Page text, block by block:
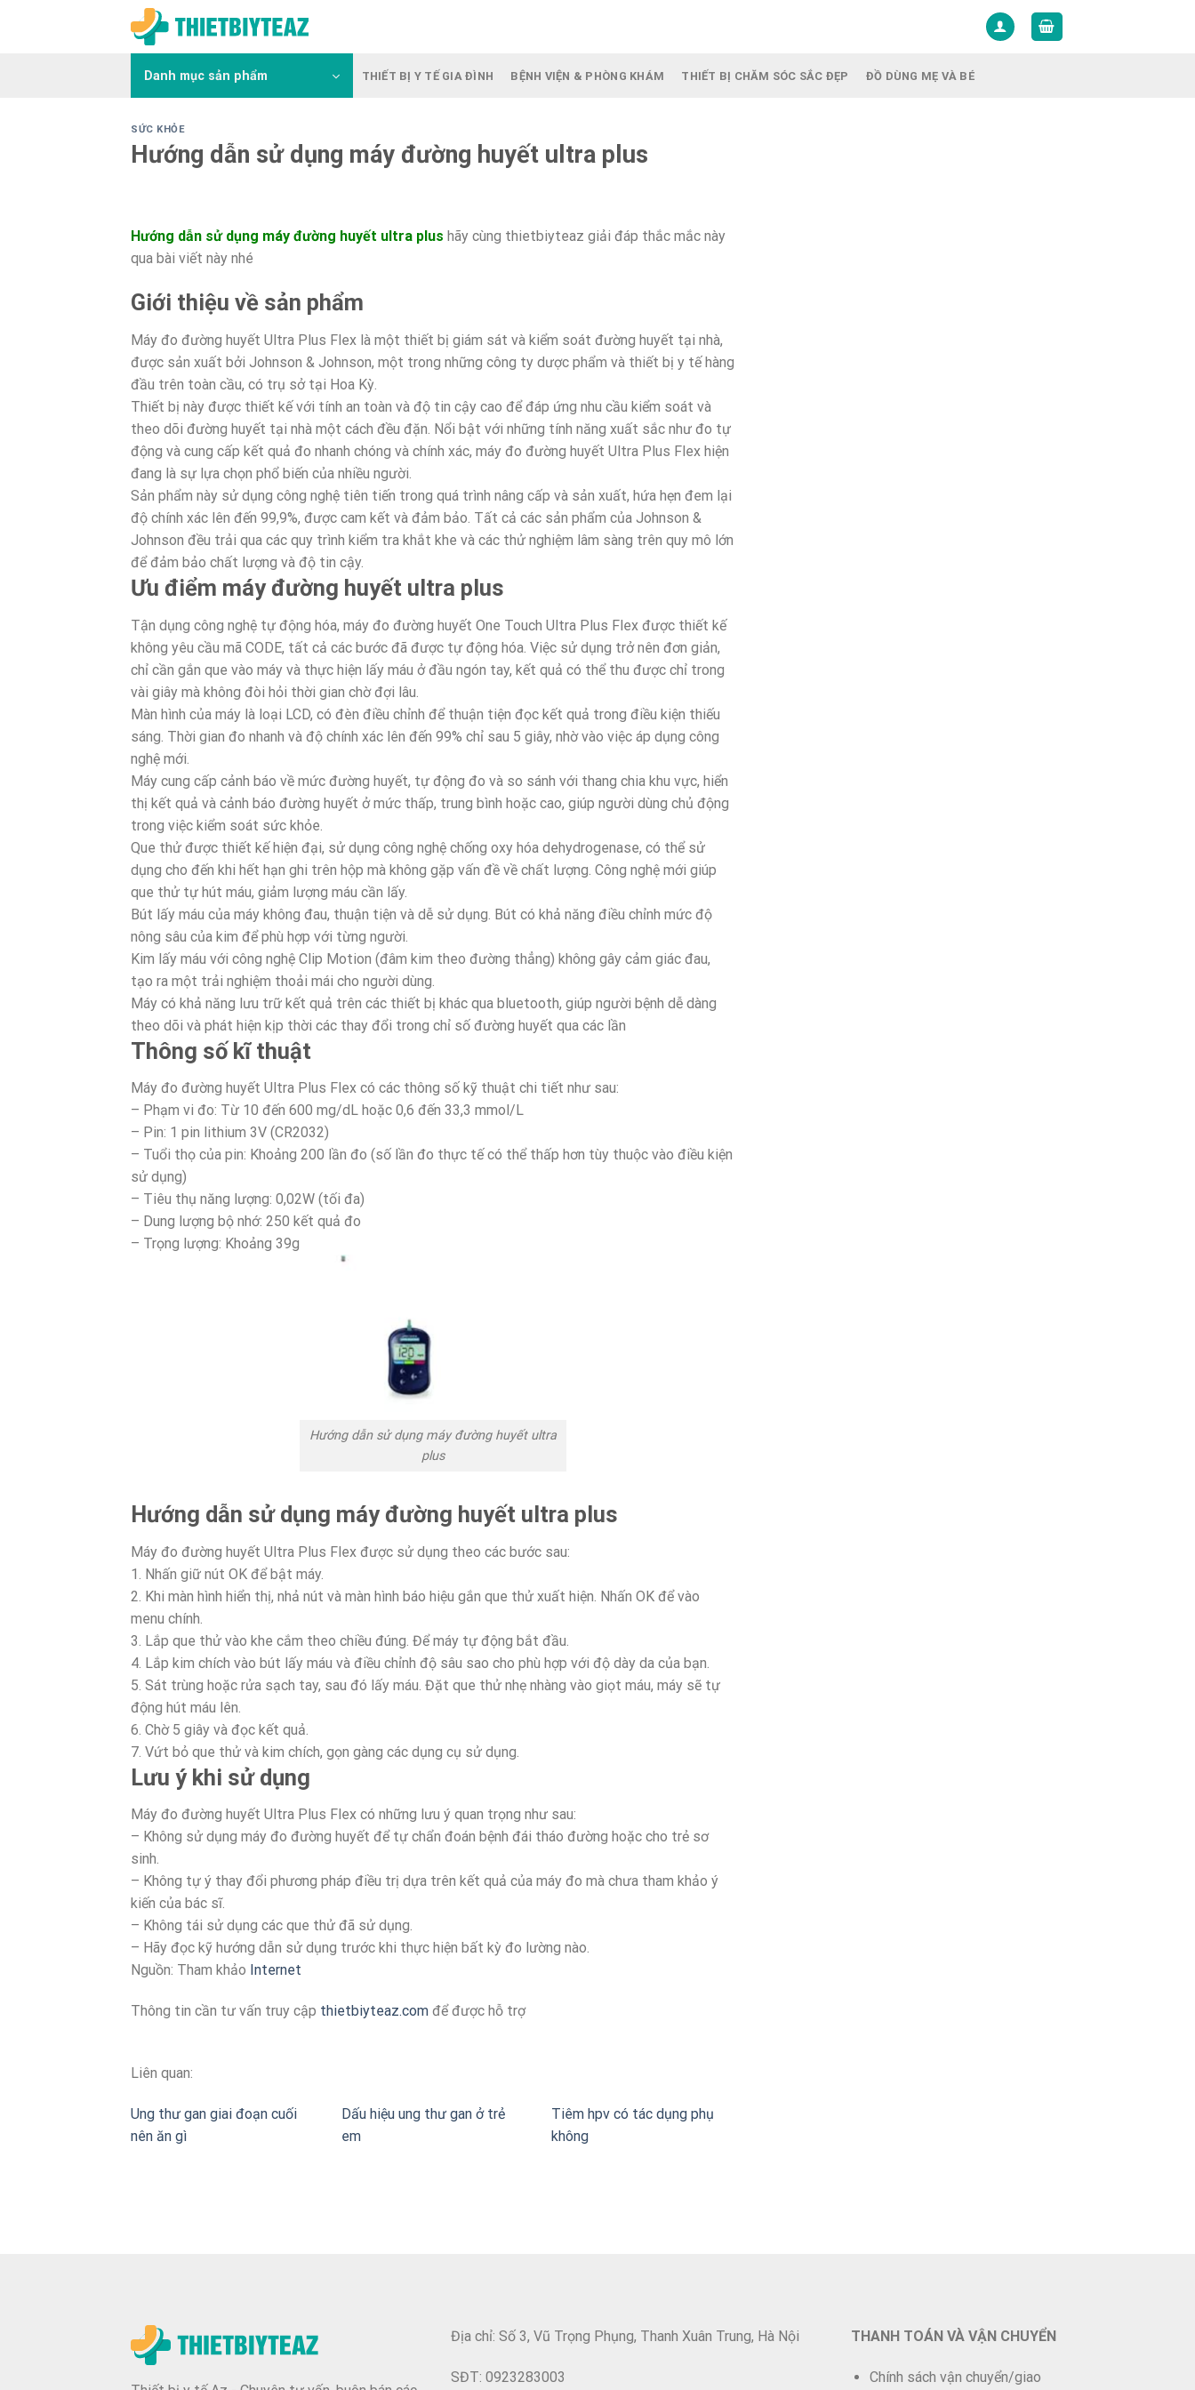
Danh mục sản phẩm THIẾT BỊ Y TẾ GIA ĐÌNH BỆNH VIỆN & PHÒNG KHÁM THIẾT BỊ CHĂM SÓC SẮC ĐẸP ĐỒ DÙNG MẸ VÀ BÉ
SỨC KHỎE
Hướng dẫn sử dụng máy đường huyết ultra plus
Hướng dẫn sử dụng máy đường huyết ultra plus hãy cùng thietbiyteaz giải đáp thắc mắc này
qua bài viết này nhé
Giới thiệu về sản phẩm
Máy đo đường huyết Ultra Plus Flex là một thiết bị giám sát và kiểm soát đường huyết tại nhà,
được sản xuất bởi Johnson & Johnson, một trong những công ty dược phẩm và thiết bị y tế hàng
đầu trên toàn cầu, có trụ sở tại Hoa Kỳ.
Thiết bị này được thiết kế với tính an toàn và độ tin cậy cao để đáp ứng nhu cầu kiểm soát và
theo dõi đường huyết tại nhà một cách đều đặn. Nổi bật với những tính năng xuất sắc như đo tự
động và cung cấp kết quả đo nhanh chóng và chính xác, máy đo đường huyết Ultra Plus Flex hiện
đang là sự lựa chọn phổ biến của nhiều người.
Sản phẩm này sử dụng công nghệ tiên tiến trong quá trình nâng cấp và sản xuất, hứa hẹn đem lại
độ chính xác lên đến 99,9%, được cam kết và đảm bảo. Tất cả các sản phẩm của Johnson &
Johnson đều trải qua các quy trình kiểm tra khắt khe và các thử nghiệm lâm sàng trên quy mô lớn
để đảm bảo chất lượng và độ tin cậy.
Ưu điểm máy đường huyết ultra plus
Tận dụng công nghệ tự động hóa, máy đo đường huyết One Touch Ultra Plus Flex được thiết kế
không yêu cầu mã CODE, tất cả các bước đã được tự động hóa. Việc sử dụng trở nên đơn giản,
chỉ cần gắn que vào máy và thực hiện lấy máu ở đầu ngón tay, kết quả có thể thu được chỉ trong
vài giây mà không đòi hỏi thời gian chờ đợi lâu.
Màn hình của máy là loại LCD, có đèn điều chỉnh để thuận tiện đọc kết quả trong điều kiện thiếu
sáng. Thời gian đo nhanh và độ chính xác lên đến 99% chỉ sau 5 giây, nhờ vào việc áp dụng công
nghệ mới.
Máy cung cấp cảnh báo về mức đường huyết, tự động đo và so sánh với thang chia khu vực, hiển
thị kết quả và cảnh báo đường huyết ở mức thấp, trung bình hoặc cao, giúp người dùng chủ động
trong việc kiểm soát sức khỏe.
Que thử được thiết kế hiện đại, sử dụng công nghệ chống oxy hóa dehydrogenase, có thể sử
dụng cho đến khi hết hạn ghi trên hộp mà không gặp vấn đề về chất lượng. Công nghệ mới giúp
que thử tự hút máu, giảm lượng máu cần lấy.
Bút lấy máu của máy không đau, thuận tiện và dễ sử dụng. Bút có khả năng điều chỉnh mức độ
nông sâu của kim để phù hợp với từng người.
Kim lấy máu với công nghệ Clip Motion (đâm kim theo đường thẳng) không gây cảm giác đau,
tạo ra một trải nghiệm thoải mái cho người dùng.
Máy có khả năng lưu trữ kết quả trên các thiết bị khác qua bluetooth, giúp người bệnh dễ dàng
theo dõi và phát hiện kịp thời các thay đổi trong chỉ số đường huyết qua các lần
Thông số kĩ thuật
Máy đo đường huyết Ultra Plus Flex có các thông số kỹ thuật chi tiết như sau:
– Phạm vi đo: Từ 10 đến 600 mg/dL hoặc 0,6 đến 33,3 mmol/L
– Pin: 1 pin lithium 3V (CR2032)
– Tuổi thọ của pin: Khoảng 200 lần đo (số lần đo thực tế có thể thấp hơn tùy thuộc vào điều kiện
sử dụng)
– Tiêu thụ năng lượng: 0,02W (tối đa)
– Dung lượng bộ nhớ: 250 kết quả đo
– Trọng lượng: Khoảng 39g
Hướng dẫn sử dụng máy đường huyết ultra
plus
Hướng dẫn sử dụng máy đường huyết ultra plus
Máy đo đường huyết Ultra Plus Flex được sử dụng theo các bước sau:
1. Nhấn giữ nút OK để bật máy.
2. Khi màn hình hiển thị, nhả nút và màn hình báo hiệu gắn que thử xuất hiện. Nhấn OK để vào
menu chính.
3. Lắp que thử vào khe cắm theo chiều đúng. Để máy tự động bắt đầu.
4. Lắp kim chích vào bút lấy máu và điều chỉnh độ sâu sao cho phù hợp với độ dày da của bạn.
5. Sát trùng hoặc rửa sạch tay, sau đó lấy máu. Đặt que thử nhẹ nhàng vào giọt máu, máy sẽ tự
động hút máu lên.
6. Chờ 5 giây và đọc kết quả.
7. Vứt bỏ que thử và kim chích, gọn gàng các dụng cụ sử dụng.
Lưu ý khi sử dụng
Máy đo đường huyết Ultra Plus Flex có những lưu ý quan trọng như sau:
– Không sử dụng máy đo đường huyết để tự chẩn đoán bệnh đái tháo đường hoặc cho trẻ sơ
sinh.
– Không tự ý thay đổi phương pháp điều trị dựa trên kết quả của máy đo mà chưa tham khảo ý
kiến của bác sĩ.
– Không tái sử dụng các que thử đã sử dụng.
– Hãy đọc kỹ hướng dẫn sử dụng trước khi thực hiện bất kỳ đo lường nào.
Nguồn: Tham khảo Internet
Thông tin cần tư vấn truy cập thietbiyteaz.com để được hỗ trợ
Liên quan:
Ung thư gan giai đoạn cuối
nên ăn gì
Dấu hiệu ung thư gan ở trẻ
em
Tiêm hpv có tác dụng phụ
không
Địa chỉ: Số 3, Vũ Trọng Phụng, Thanh Xuân Trung, Hà Nội
SĐT: 0923283003
THANH TOÁN VÀ VẬN CHUYỂN
Chính sách vận chuyển/giao